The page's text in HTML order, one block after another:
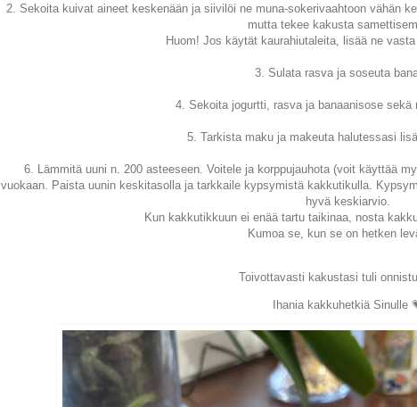
2. Sekoita kuivat aineet keskenään ja siivilöi ne muna-sokerivaahtoon vähän
mutta tekee kakusta
Huom! Jos käytät kaurahiutaleita, lisää ne
3. Sulata rasva ja soseuta
4. Sekoita jogurtti, rasva ja banaanisose sekä
5. Tarkista maku ja makeuta halutessasi
6. Lämmitä uuni n. 200 asteeseen. Voitele ja korppujauhota (voit käyttää
vuokaan. Paista uunin keskitasolla ja tarkkaile kypsymistä kakkutikulla.
hyvä keskiarvio.
Kun kakkutikkuun ei enää tartu taikinaa, nosta
Kumoa se, kun se on hetken
Toivottavasti kakustasi tuli
Ihania kakkuhetkiä Sinulle